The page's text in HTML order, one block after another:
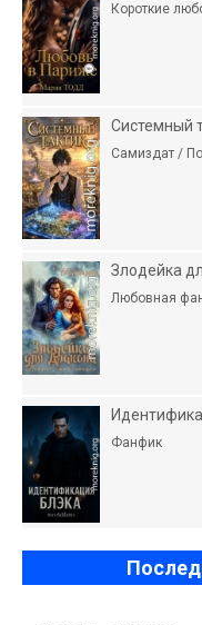
Короткие
Системный
Самиздат /
Злодейка
Любовная
Фанфик